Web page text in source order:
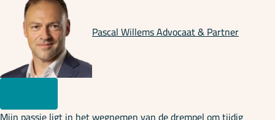
Pascal WillemsAdvocaat & Partner